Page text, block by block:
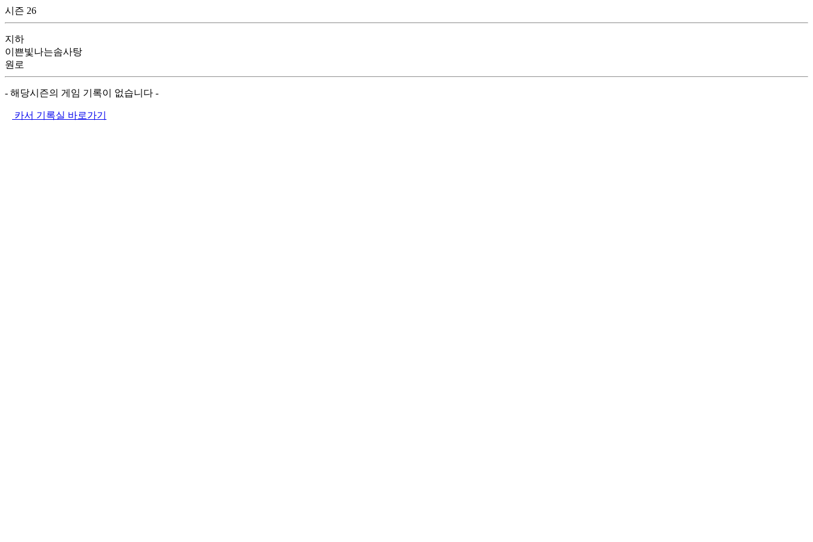
시즌 26
지하
이쁜빛나는솜사탕
원로
- 해당시즌의 게임 기록이 없습니다 -
카서 기록실 바로가기